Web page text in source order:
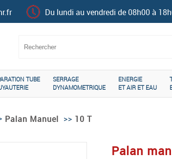
Du lundi au vendredi de 08h00 à
TUBE
SERRAGE
DYNAMOMETRIQUE
ENERGIE
ET AIR ET EAU
Palan Manuel >> 10 T
Palan